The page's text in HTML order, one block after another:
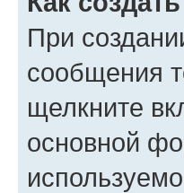
При
сообщения
щелкните
основной